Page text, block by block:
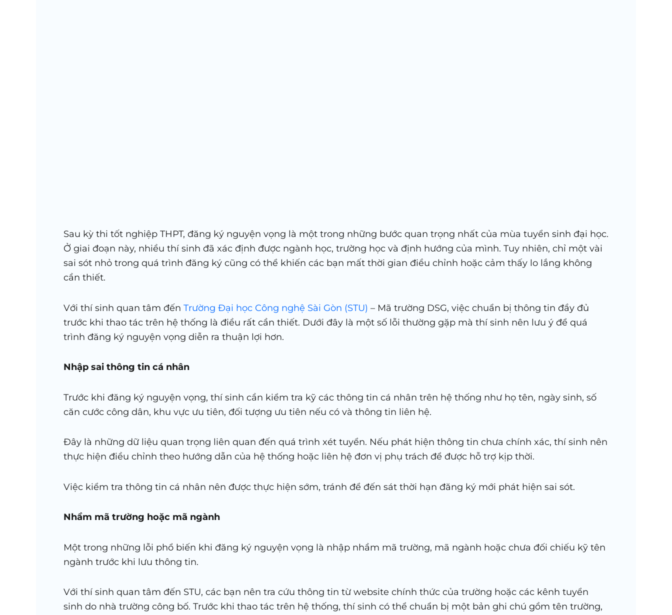
Sau kỳ thi tốt nghiệp THPT, đăng ký nguyện vọng là một trong những bước quan trọng nhất của mùa tuyển sinh đại học.
Ở giai đoạn này, nhiều thí sinh đã xác định được ngành học, trường học và định hướng của mình. Tuy nhiên, chỉ một vài
sai sót nhỏ trong quá trình đăng ký cũng có thể khiến các bạn mất thời gian điều chỉnh hoặc cảm thấy lo lắng không
cần thiết.
Với thí sinh quan tâm đến Trường Đại học Công nghệ Sài Gòn (STU) – Mã trường DSG, việc chuẩn bị thông tin đầy đủ
trước khi thao tác trên hệ thống là điều rất cần thiết. Dưới đây là một số lỗi thường gặp mà thí sinh nên lưu ý để quá
trình đăng ký nguyện vọng diễn ra thuận lợi hơn.
Nhập sai thông tin cá nhân
Trước khi đăng ký nguyện vọng, thí sinh cần kiểm tra kỹ các thông tin cá nhân trên hệ thống như họ tên, ngày sinh, số
căn cước công dân, khu vực ưu tiên, đối tượng ưu tiên nếu có và thông tin liên hệ.
Đây là những dữ liệu quan trọng liên quan đến quá trình xét tuyển. Nếu phát hiện thông tin chưa chính xác, thí sinh nên
thực hiện điều chỉnh theo hướng dẫn của hệ thống hoặc liên hệ đơn vị phụ trách để được hỗ trợ kịp thời.
Việc kiểm tra thông tin cá nhân nên được thực hiện sớm, tránh để đến sát thời hạn đăng ký mới phát hiện sai sót.
Nhầm mã trường hoặc mã ngành
Một trong những lỗi phổ biến khi đăng ký nguyện vọng là nhập nhầm mã trường, mã ngành hoặc chưa đối chiếu kỹ tên
ngành trước khi lưu thông tin.
Với thí sinh quan tâm đến STU, các bạn nên tra cứu thông tin từ website chính thức của trường hoặc các kênh tuyển
sinh do nhà trường công bố. Trước khi thao tác trên hệ thống, thí sinh có thể chuẩn bị một bản ghi chú gồm tên trường,